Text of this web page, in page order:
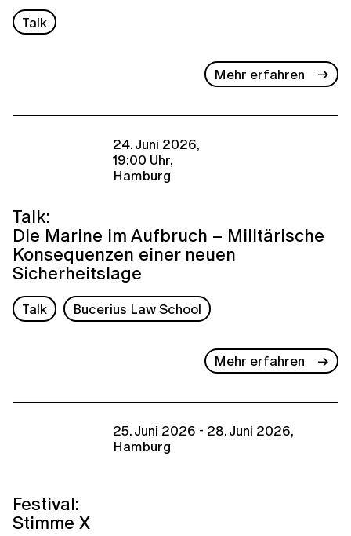
Talk
Mehr erfahren
24. Juni 2026,
19:00 Uhr,
Hamburg
Talk:
Die Marine im Aufbruch – Militärische
Konsequenzen einer neuen
Sicherheitslage
Talk Bucerius Law School
Mehr erfahren
25. Juni 2026 - 28. Juni 2026,
Hamburg
Festival:
Stimme X